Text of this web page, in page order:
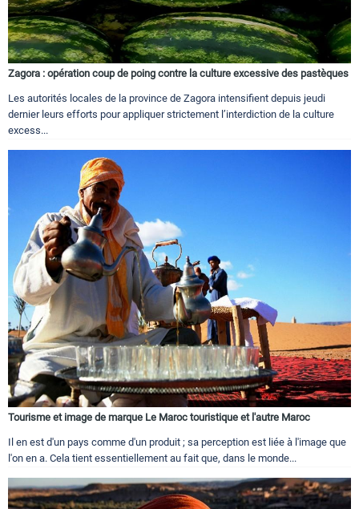
Zagora : opération coup de poing contre la culture excessive des pastèques
Les autorités locales de la province de Zagora intensifient depuis jeudi
dernier leurs efforts pour appliquer strictement l’interdiction de la culture
excess...
Tourisme et image de marque Le Maroc touristique et l'autre Maroc
Il en est d'un pays comme d'un produit ; sa perception est liée à l'image que
l'on en a. Cela tient essentiellement au fait que, dans le monde...